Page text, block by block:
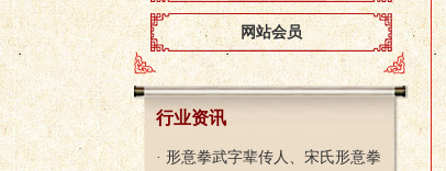
网站会员
行业资讯
· 形意拳武字辈传人、宋氏形意拳